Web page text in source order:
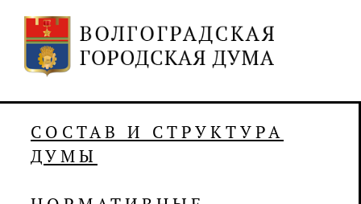
СОСТАВ И СТРУКТУРА
ДУМЫ